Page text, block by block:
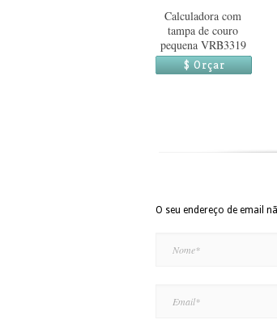
Calculadora com
tampa de couro
pequena VRB3319
$ Orçar
O seu endereço de email